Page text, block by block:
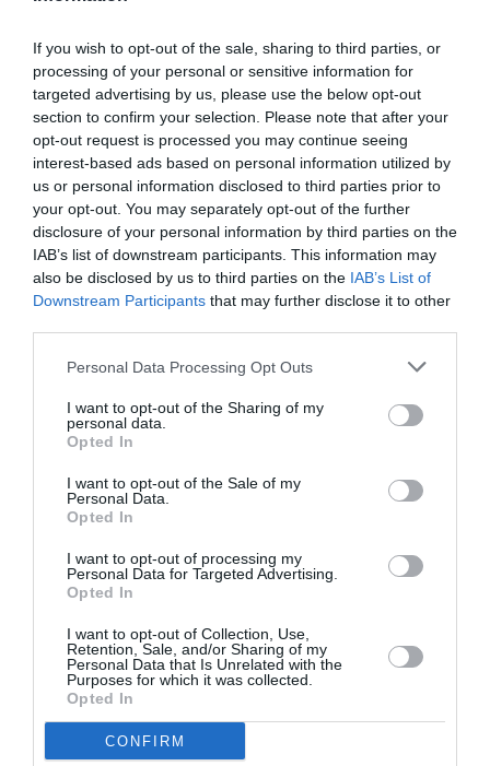
If you wish to opt-out of the sale, sharing to third parties, or
processing of your personal or sensitive information for
targeted advertising by us, please use the below opt-out
section to confirm your selection. Please note that after your
opt-out request is processed you may continue seeing
interest-based ads based on personal information utilized by
us or personal information disclosed to third parties prior to
your opt-out. You may separately opt-out of the further
disclosure of your personal information by third parties on the
IAB’s list of downstream participants. This information may
also be disclosed by us to third parties on the IAB’s List of
Downstream Participants that may further disclose it to other
Personal Data Processing Opt Outs
I want to opt-out of the Sharing of my
personal data.
Opted In
I want to opt-out of the Sale of my
Personal Data.
Opted In
I want to opt-out of processing my
Personal Data for Targeted Advertising.
Opted In
I want to opt-out of Collection, Use,
Retention, Sale, and/or Sharing of my
Personal Data that Is Unrelated with the
Purposes for which it was collected.
Opted In
CONFIRM
NDRa commenté l'article :
Contrôles aux frontières entre l’Espagne et l’Italie : des
arrivées plus longues, des correspondances à risque
Nico
a commenté l'article :
Il s’est masturbé sur une passagère endormie : trois ans
de prison et interdiction de séjour en Thaïlande
ABONNEMENT
PUBLICITÉ
MASQUÉE
PSEUDONYME
COMMENTAIRE